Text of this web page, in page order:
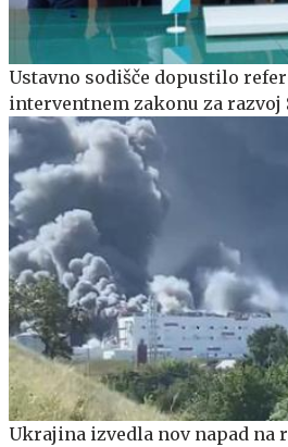
Ustavno sodišče dopustilo
interventnem zakonu za razvoj
Ukrajina izvedla nov napad na